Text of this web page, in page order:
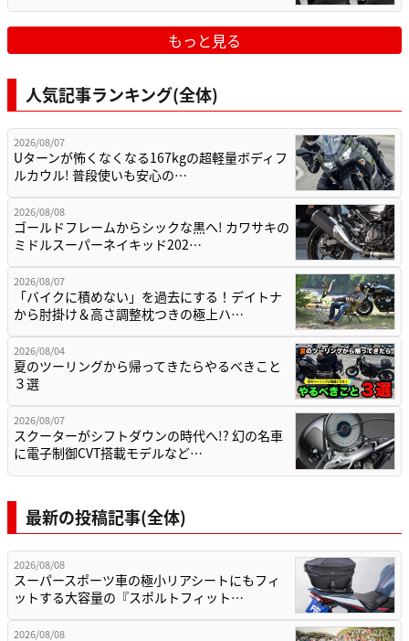
もっと見る
人気記事ランキング(全体)
2026/08/07
Uターンが怖くなくなる167kgの超軽量ボディフ
ルカウル! 普段使いも安心の…
2026/08/08
ゴールドフレームからシックな黒へ! カワサキの
ミドルスーパーネイキッド202…
2026/08/07
「バイクに積めない」を過去にする！デイトナ
から肘掛け＆高さ調整枕つきの極上ハ…
2026/08/04
夏のツーリングから帰ってきたらやるべきこと
３選
2026/08/07
スクーターがシフトダウンの時代へ!? 幻の名車
に電子制御CVT搭載モデルなど…
最新の投稿記事(全体)
2026/08/08
スーパースポーツ車の極小リアシートにもフィ
ットする大容量の『スポルトフィット…
2026/08/08